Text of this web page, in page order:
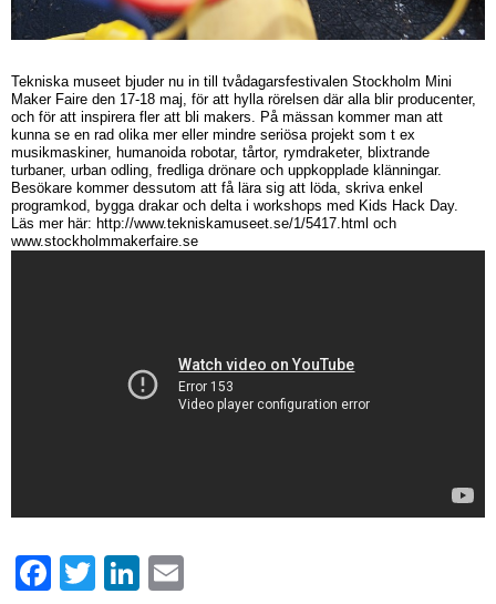
Tekniska museet bjuder nu in till tvådagarsfestivalen Stockholm Mini
Maker Faire den 17-18 maj, för att hylla rörelsen där alla blir producenter,
och för att inspirera fler att bli makers. På mässan kommer man att
kunna se en rad olika mer eller mindre seriösa projekt som t ex
musikmaskiner, humanoida robotar, tårtor, rymdraketer, blixtrande
turbaner, urban odling, fredliga drönare och uppkopplade klänningar.
Besökare kommer dessutom att få lära sig att löda, skriva enkel
programkod, bygga drakar och delta i workshops med Kids Hack Day.
Läs mer här: http://www.tekniskamuseet.se/1/5417.html och
www.stockholmmakerfaire.se
FacebookTwitter LinkedIn